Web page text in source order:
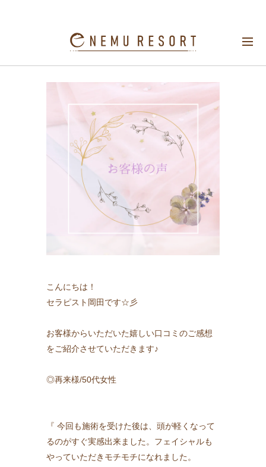
口コミ『ヘッドスパ45分+フェイシャル30
分』
こんにちは！
セラピスト岡田です☆彡
お客様からいただいた嬉しい口コミのご感想
をご紹介させていただきます♪
◎再来様/50代女性
『 今回も施術を受けた後は、頭が軽くなって
るのがすぐ実感出来ました。フェイシャルも
やっていただきモチモチになれました。